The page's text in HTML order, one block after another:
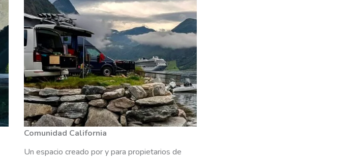
Comunidad California
Un espacio creado por y para propietarios de